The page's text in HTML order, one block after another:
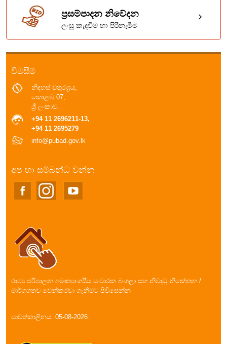
ප්‍රසම්පාදන නිවේදන
ලංසු කැදවීම හා පිරිනැමීම
විමසීම්
නිදහස් චතුරශ්‍රය,
කොළඹ 07,
ශ්‍රී ලංකාව.
+94 11 2696211-13,
+94 11 2695279
info@pubad.gov.lk
අප හා සම්බන්ධ වන්න
රාජ්‍ය පරිපාලන අමාත්‍යාංශයීය සංචාරක බංගලා සහ නිවාඩු නිකේතන /
මාර්ගගතව වෙන්කරවා ගැනීමට පිවිසෙන්න
යාවත්කාලිනය: 05-08-2026.